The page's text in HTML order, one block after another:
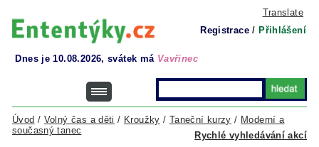
Translate
Registrace / Přihlášení
Dnes je 10.08.2026, svátek má Vavřinec
Rychlé vyhledávání akcí
Úvod / Volný čas a děti / Kroužky / Taneční kurzy / Moderní a
současný tanec